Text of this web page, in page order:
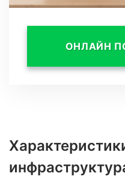
с подключенными
ОНЛАЙН